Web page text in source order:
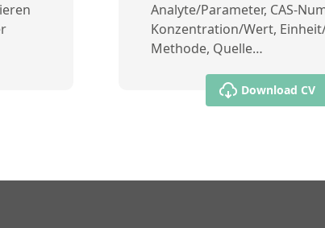
Analyte/Parameter, CAS-
Konzentration/Wert,
Methode, Quelle…
Download CV